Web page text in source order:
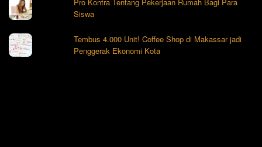
Siswa
Tembus 4.000 Unit! Coffee Shop di Makassar jadi
Penggerak Ekonomi Kota